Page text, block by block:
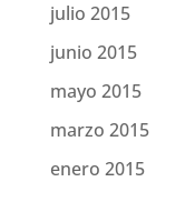
julio 2015
junio 2015
mayo 2015
marzo 2015
enero 2015